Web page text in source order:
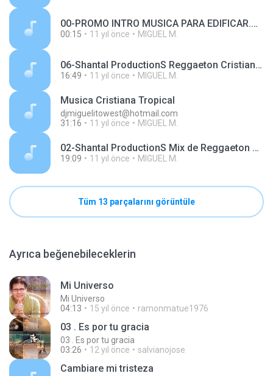
00-PROMO INTRO MUSICA PARA EDIFICAR.mp3
00:15 11 yıl önce MIGUEL M.
06-Shantal ProductionS Reggaeton Cristiano By Dj Miguelito WesT 507.mp3
16:49 11 yıl önce MIGUEL M.
Musica Cristiana Tropical
djmiguelitowest@hotmail.com
31:16
11 yıl önce MIGUEL M.
02-Shantal ProductionS Mix de Reggaeton Cristiano Mixeado by Dj Miguelito West P.R.T..mp3
19:09 11 yıl önce MIGUEL M.
Tüm 13 parçalarını görüntüle
Ayrıca beğenebileceklerin
Mi Universo
Mi Universo
04:13
15 yıl önce ramonmatue1976
03 . Es por tu gracia
03 . Es por tu gracia
03:26
12 yıl önce salvianojose
Cambiare mi tristeza